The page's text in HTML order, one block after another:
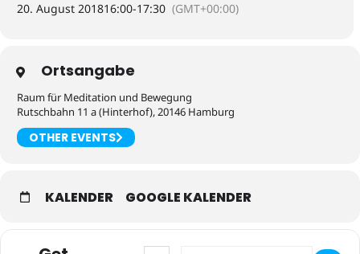
20. August 201816:00-17:30 (GMT+00:00)
Ortsangabe
Raum für Meditation und Bewegung
Rutschbahn 11 a (Hinterhof), 20146 Hamburg
OTHER EVENTS
KALENDER GOOGLE KALENDER